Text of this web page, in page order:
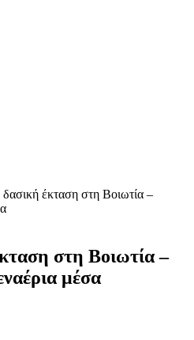
έκταση στη Βοιωτία –
στη Βοιωτία –
μέσα